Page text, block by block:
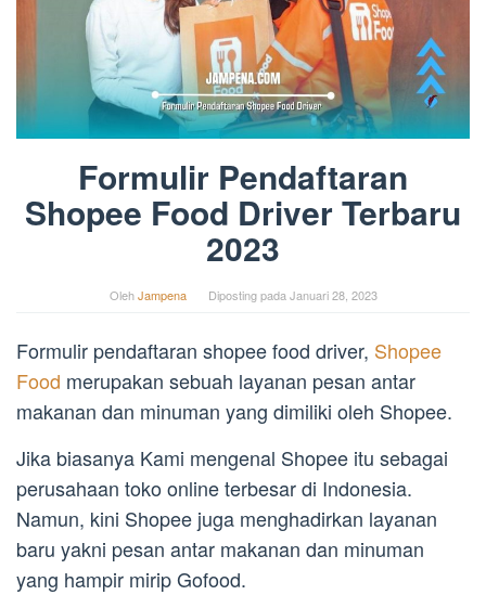
Formulir Pendaftaran
Shopee Food Driver Terbaru
2023
OlehJampena Diposting pada Januari 28, 2023
Formulir pendaftaran shopee food driver, Shopee
Food merupakan sebuah layanan pesan antar
makanan dan minuman yang dimiliki oleh Shopee.
Jika biasanya Kami mengenal Shopee itu sebagai
perusahaan toko online terbesar di Indonesia.
Namun, kini Shopee juga menghadirkan layanan
baru yakni pesan antar makanan dan minuman
yang hampir mirip Gofood.